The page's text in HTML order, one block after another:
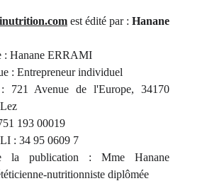
est édité par : Hanane
: Hanane ERRAMI
: Entrepreneur individuel
: 721 Avenue de l'Europe, 34170
193 00019
: 34 95 0609 7
la publication : Mme Hanane
nutritionniste diplômée